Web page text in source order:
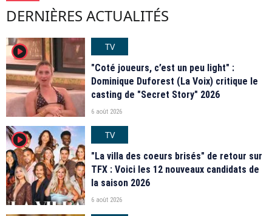
DERNIÈRES ACTUALITÉS
player2
TV
"Coté joueurs, c’est un peu light" :
Dominique Duforest (La Voix) critique le
casting de "Secret Story" 2026
6 août 2026
player2
TV
"La villa des coeurs brisés" de retour sur
TFX : Voici les 12 nouveaux candidats de
la saison 2026
6 août 2026